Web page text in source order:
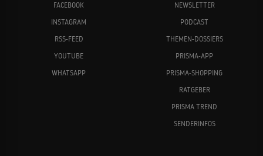
FACEBOOK
INSTAGRAM
RSS-FEED
YOUTUBE
WHATSAPP
NEWSLETTER
PODCAST
THEMEN-DOSSIERS
PRISMA-APP
PRISMA-SHOPPING
RATGEBER
PRISMA TREND
SENDERINFOS